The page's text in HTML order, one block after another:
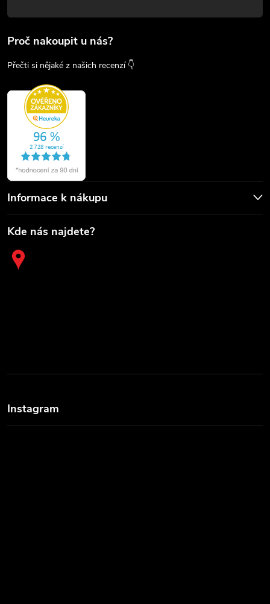
Proč nakoupit u nás?
Přečti si nějaké z našich recenzí 👇
Informace k nákupu
Kde nás najdete?
Instagram